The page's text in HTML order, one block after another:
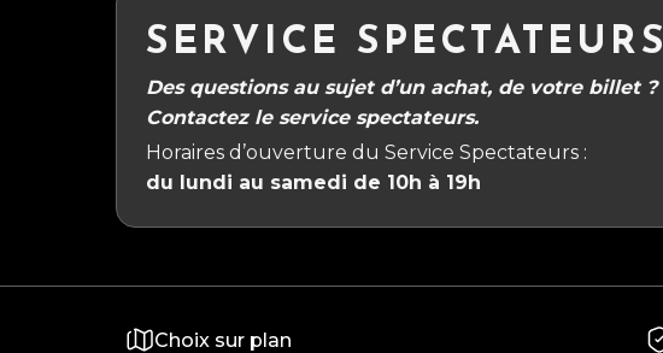
SERVICE SPECTATEURS
Des questions au sujet d’un achat, de votre billet ?
Contactez le service spectateurs.
Horaires d’ouverture du Service Spectateurs :
du lundi au samedi de 10h à 19h
Choix sur plan